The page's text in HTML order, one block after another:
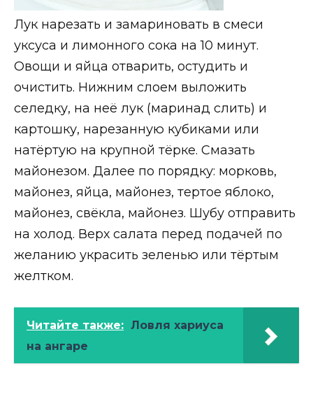
Лук нарезать и замариновать в смеси
уксуса и лимонного сока на 10 минут.
Овощи и яйца отварить, остудить и
очистить. Нижним слоем выложить
селедку, на неё лук (маринад слить) и
картошку, нарезанную кубиками или
натёртую на крупной тёрке. Смазать
майонезом. Далее по порядку: морковь,
майонез, яйца, майонез, тертое яблоко,
майонез, свёкла, майонез. Шубу отправить
на холод. Верх салата перед подачей по
желанию украсить зеленью или тёртым
желтком.
Читайте также: Ловля хариуса
на ангаре